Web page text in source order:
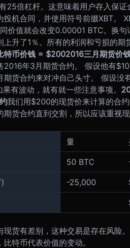
25倍杠杆。这意味着用户存入保
机合同，并使用符号前缀XBT。
价值就会改变0.00001 BTC。换句
升了1％。所有的利润和亏损的
特币价钱 = $2002016三月期货价
2016年3月期货合约。 假设他有
期货合约来对冲自己头寸。 假设
有波动，就有就一些注意事项。
我们用$200的现货价来计算的合
货合约直到交割，所以应该重视现
量
50 BTC
-25,000
现货有差别，这种交易是存在风险
特币代表价值的变动。